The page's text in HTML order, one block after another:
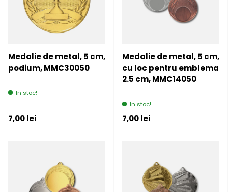
Medalie de metal, 5 cm,
podium, MMC30050
In stoc!
Pret initial
7,00 lei
Medalie de metal, 5 cm,
cu loc pentru emblema
2.5 cm, MMC14050
In stoc!
Pret initial
7,00 lei